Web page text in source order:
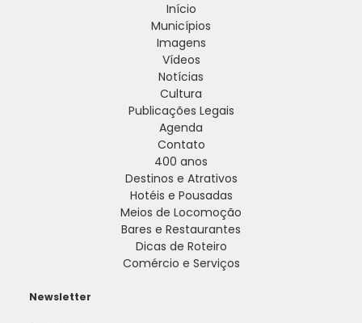
Início
Municípios
Imagens
Vídeos
Notícias
Cultura
Publicações Legais
Agenda
Contato
400 anos
Destinos e Atrativos
Hotéis e Pousadas
Meios de Locomoção
Bares e Restaurantes
Dicas de Roteiro
Comércio e Serviços
Newsletter